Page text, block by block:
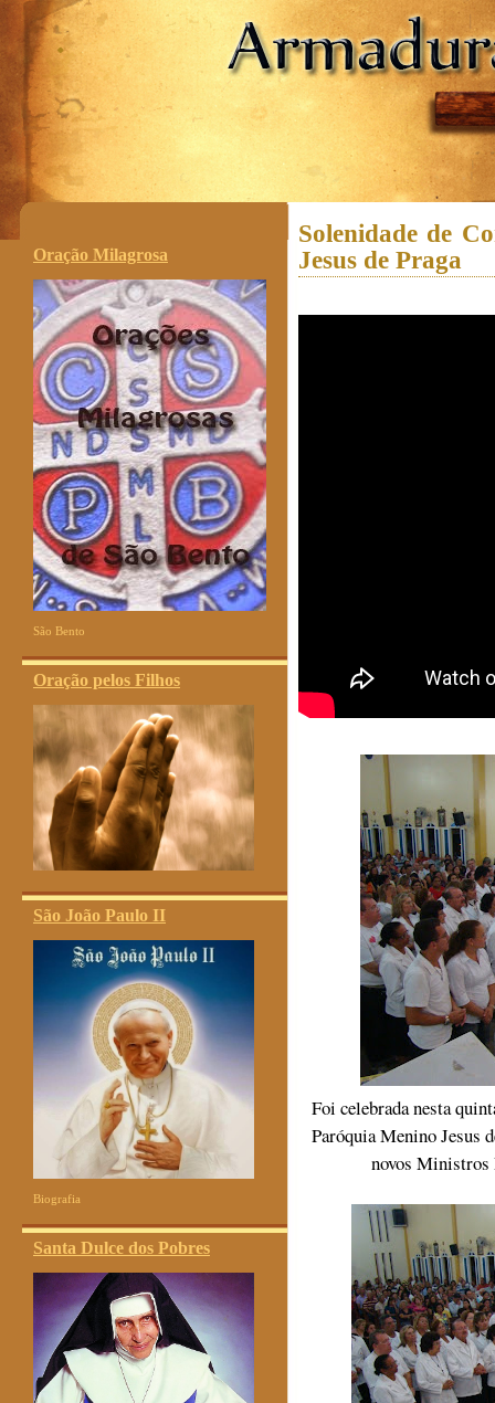
.
Oração Milagrosa
São Bento
Oração pelos Filhos
São João Paulo II
Biografia
Santa Dulce dos Pobres
Solenidade de
Jesus de Praga
Foi celebrada nesta
Paróquia Menino Jesus
novos Ministros